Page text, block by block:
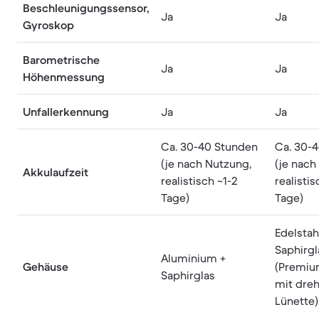
Beschleunigungssensor,
Gyroskop
Ja Ja
Barometrische
Höhenmessung
Ja Ja
Unfallerkennung Ja Ja
Akkulaufzeit
Ca. 30-40 Stunden
(je nach Nutzung,
realistisch ~1-2
Tage)
Ca. 30-
(je
Tage)
Gehäuse
Aluminium +
Saphirglas
mit
Lünette)